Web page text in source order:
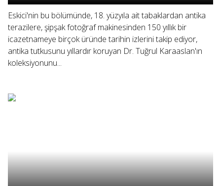
Eskici'nin bu bölümünde, 18. yüzyıla ait tabaklardan antika
terazilere, şipşak fotoğraf makinesinden 150 yıllık bir
icazetnameye birçok üründe tarihin izlerini takip ediyor,
antika tutkusunu yıllardır koruyan Dr. Tuğrul Karaaslan'ın
koleksiyonunu...